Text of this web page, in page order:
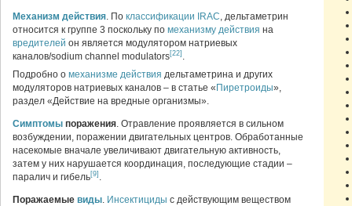
Механизм действия. По классификации IRAC, дельтаметрин
относится к группе 3 поскольку по механизму действия на
вредителей он является модулятором натриевых
каналов/sodium channel modulators[22] .
Подробно о механизме действия дельтаметрина и других
модуляторов натриевых каналов – в статье « Пиретроиды»,
раздел «Действие на вредные организмы».
Симптомы поражения. Отравление проявляется в сильном
возбуждении, поражении двигательных центров. Обработанные
насекомые вначале увеличивают двигательную активность,
затем у них нарушается координация, последующие стадии –
паралич и гибель[9] .
Поражаемые виды. Инсектициды с действующим веществом